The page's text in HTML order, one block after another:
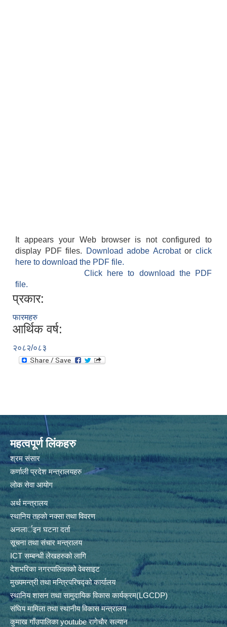
It appears your Web browser is not configured to
display PDF files.
Download adobe Acrobatorclick
here to download the PDF file.
Click here to download the PDF
file.
प्रकार:
फारमहरु
आर्थिक वर्ष:
२०८२/०८३
महत्वपूर्ण लिंकहरु
श्रम संसार
कर्णाली प्रदेश मन्त्रालयहरु
लोक सेवा आयोग
अर्थ मन्त्रालय
स्थानिय तहकाे नक्सा तथा विवरण
अनलार्इन घटना दर्ता
सूचना तथा संचार मन्त्रालय
ICT सम्बन्धी लेखहरुको लागि
देशभरिका नगरपालिकाको वेबसाइट
मुख्यमन्त्री तथा मन्त्रिपरिषद्को कार्यालय
स्थानिय शासन तथा सामुदायिक विकास कार्यक्रम(LGCDP)
संघिय मामिला तथा स्थानीय विकास मन्त्रालय
कुमाख गाँउपालिका youtube रागेचाैर सल्यान